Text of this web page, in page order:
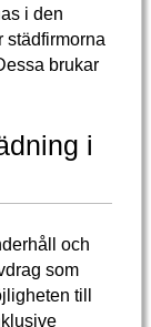
i den
städfirmorna
brukar
i
och
som
till